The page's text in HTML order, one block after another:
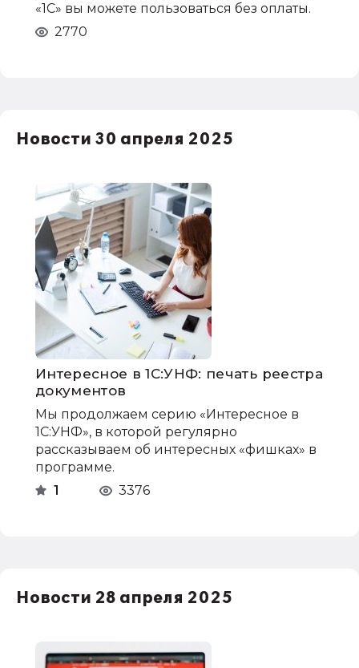
«1С» вы можете пользоваться без оплаты.
2770
Новости 30 апреля 2025
Интересное в 1С:УНФ: печать реестра
документов
Мы продолжаем серию «Интересное в
1С:УНФ», в которой регулярно
рассказываем об интересных «фишках» в
программе.
1
3376
Новости 28 апреля 2025